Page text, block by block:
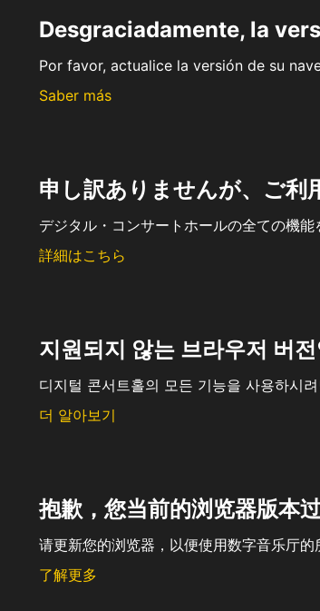
Desgraciadamente, la
Por favor, actualice la versión de su
Saber más
申し訳ありませんが、ご利
デジタル・コンサートホールの全ての機
詳細はこちら
지원되지 않는 브라우저 버
디지털 콘서트홀의 모든 기능을 사용하시
더 알아보기
抱歉，您当前的浏览器版本
请更新您的浏览器，以便使用数字音乐厅的
了解更多